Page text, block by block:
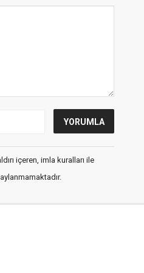
içeren, imla kuralları ile